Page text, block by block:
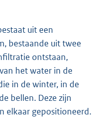
uit een
bestaande uit twee
ontstaan,
het water in de
in de winter, in de
bellen. Deze zijn
elkaar gepositioneerd.